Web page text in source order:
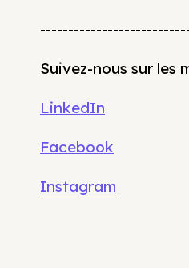
Suivez-nous sur les
LinkedIn
Facebook
Instagram